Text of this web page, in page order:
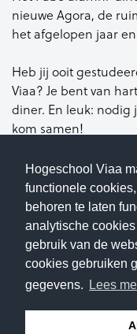
Hogeschool Viaa
functionele
behoren te laten
analytische
gebruik van de
cookies gebruiken
gegevens.
Lees
nieuwe Agora, de
het afgelopen jaar
Heb jij ooit
Viaa? Je bent van
diner. En leuk: nodig
kom samen!
Deelname aan de
Meer informatie
diner
© 2026